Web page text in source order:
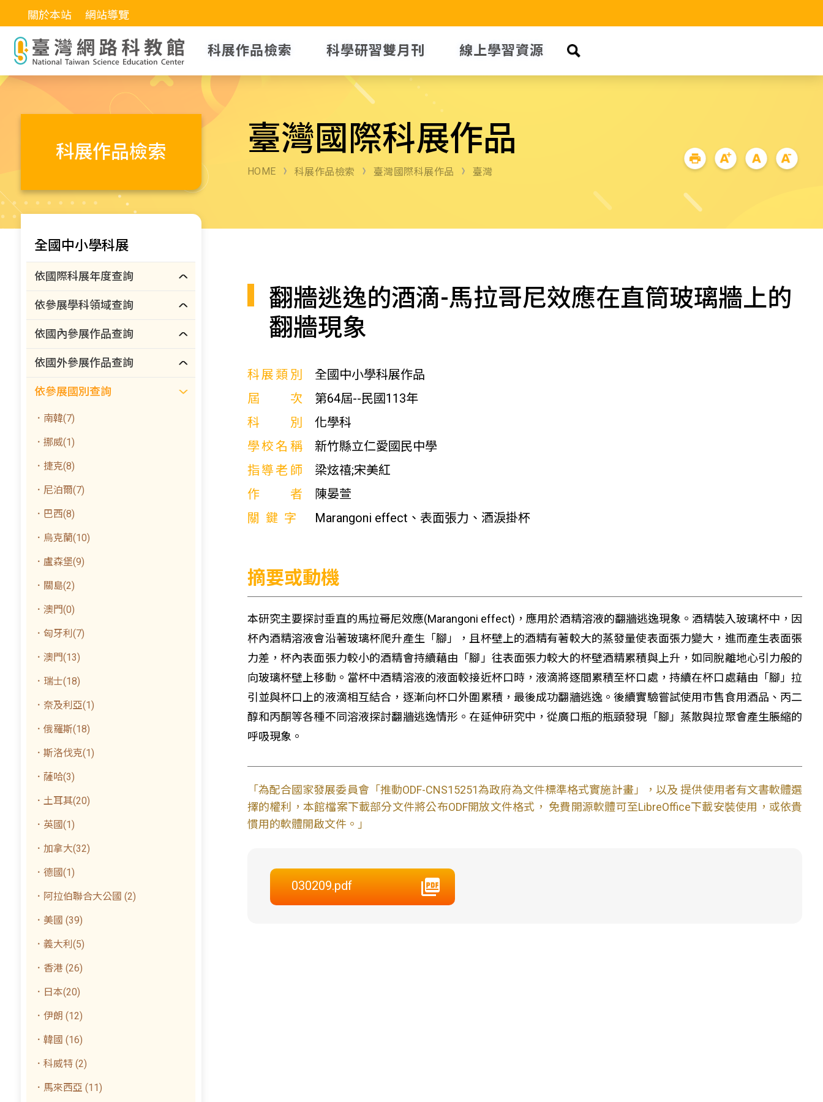
關於本站 網站導覽
科展作品檢索 科學研習雙月刊 線上學習資源
科展作品檢索 臺灣國際科展作品
HOME 科展作品檢索 臺灣國際科展作品 臺灣
全國中小學科展
依國際科展年度查詢
依參展學科領域查詢
依國內參展作品查詢
依國外參展作品查詢
依參展國別查詢
．南韓(7)
．挪威(1)
．捷克(8)
．尼泊爾(7)
．巴西(8)
．烏克蘭(10)
．盧森堡(9)
．關島(2)
．澳門(0)
．匈牙利(7)
．澳門(13)
．瑞士(18)
．奈及利亞(1)
．俄羅斯(18)
．斯洛伐克(1)
．薩哈(3)
．土耳其(20)
．英國(1)
．加拿大(32)
．德國(1)
．阿拉伯聯合大公國 (2)
．美國 (39)
．義大利(5)
．香港 (26)
．日本(20)
．伊朗 (12)
．韓國 (16)
．科威特 (2)
．馬來西亞 (11)
翻牆逃逸的酒滴-馬拉哥尼效應在直筒玻璃牆上的
翻牆現象
科展類別
全國中小學科展作品
屆次
第64屆--民國113年
科別
化學科
學校名稱
新竹縣立仁愛國民中學
指導老師
梁炫禧;宋美紅
作者
陳晏萱
關鍵字
Marangoni effect、表面張力、酒淚掛杯
摘要或動機
本研究主要探討垂直的馬拉哥尼效應(Marangoni effect)，應用於酒精溶液的翻牆逃逸現象。酒精裝入玻璃杯中，因
杯內酒精溶液會沿著玻璃杯爬升產生「腳」，且杯壁上的酒精有著較大的蒸發量使表面張力變大，進而產生表面張
力差，杯內表面張力較小的酒精會持續藉由「腳」往表面張力較大的杯壁酒精累積與上升，如同脫離地心引力般的
向玻璃杯壁上移動。當杯中酒精溶液的液面較接近杯口時，液滴將逐間累積至杯口處，持續在杯口處藉由「腳」拉
引並與杯口上的液滴相互結合，逐漸向杯口外圍累積，最後成功翻牆逃逸。後續實驗嘗試使用市售食用酒品、丙二
醇和丙酮等各種不同溶液探討翻牆逃逸情形。在延伸研究中，從廣口瓶的瓶頸發現「腳」蒸散與拉聚會產生脹縮的
呼吸現象。
「為配合國家發展委員會「推動ODF-CNS15251為政府為文件標準格式實施計畫」，以及 提供使用者有文書軟體選
擇的權利，本館檔案下載部分文件將公布ODF開放文件格式， 免費開源軟體可至LibreOffice下載安裝使用，或依貴
慣用的軟體開啟文件。」
030209.pdf